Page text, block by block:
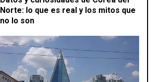
Norte: lo que es real y los mitos que
no lo son